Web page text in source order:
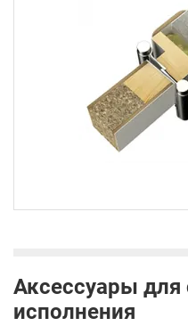
Аксессуары для
исполнения